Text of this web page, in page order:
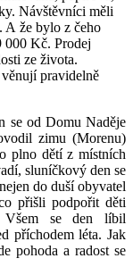
Návštěvníci měli
A že bylo z čeho
000 Kč. Prodej
ze života.
pravidelně
se od Domu Naděje
zimu (Morenu)
plno dětí z místních
sluníčkový den se
do duší obyvatel
přišli podpořit děti
Všem se den líbil
příchodem léta. Jak
pohoda a radost se